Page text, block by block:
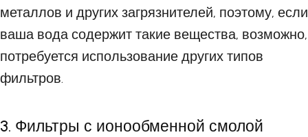
металлов и других загрязнителей, поэтому, если
ваша вода содержит такие вещества, возможно,
потребуется использование других типов
фильтров.
3. Фильтры с ионообменной смолой